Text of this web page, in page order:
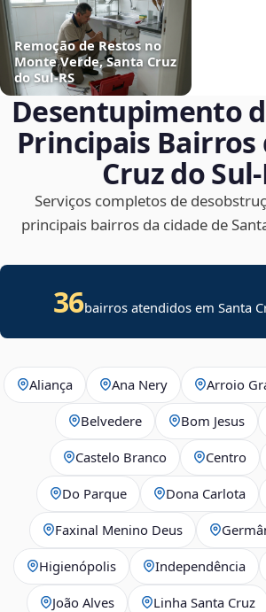
Remoção de Restos no
Monte Verde, Santa Cruz
do Sul‑RS
Desentupimento
Principais Bairros
Cruz do
Serviços completos de
principais bairros da cidade de
36bairros atendidos em Santa
Aliança Ana Nery Arroio
Belvedere Bom Jesus
Castelo Branco Centro
Do Parque Dona Carlota
Faxinal Menino Deus
Higienópolis Independência
João Alves Linha Santa Cruz